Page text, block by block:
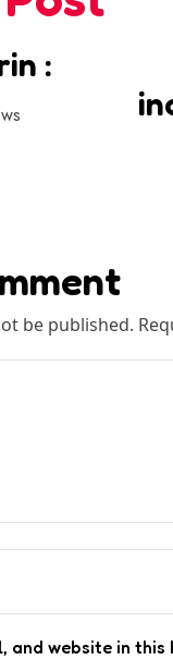
:
be published.
and website in